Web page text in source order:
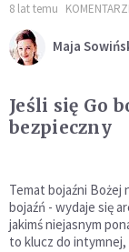
8 lat temu
Maja
Jeśli się Go
bezpieczny
Temat bojaźni Bożej
bojaźń - wydaje się
jakimś niejasnym
to klucz do intymnej,